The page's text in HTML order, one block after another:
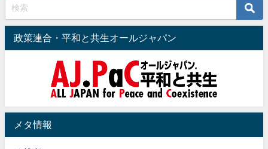
政策連合・平和と共生オールジャパン
メタ情報